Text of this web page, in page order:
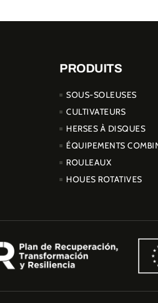
PRODUITS
SOUS-SOLEUSES
CULTIVATEURS
HERSES À DISQUES
ÉQUIPEMENTS
ROULEAUX
HOUES ROTATIVES